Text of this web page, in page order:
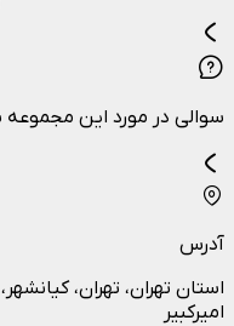
سوالی در مورد این مجموعه
آدرس
استان تهران، تهران،
امیرکبیر